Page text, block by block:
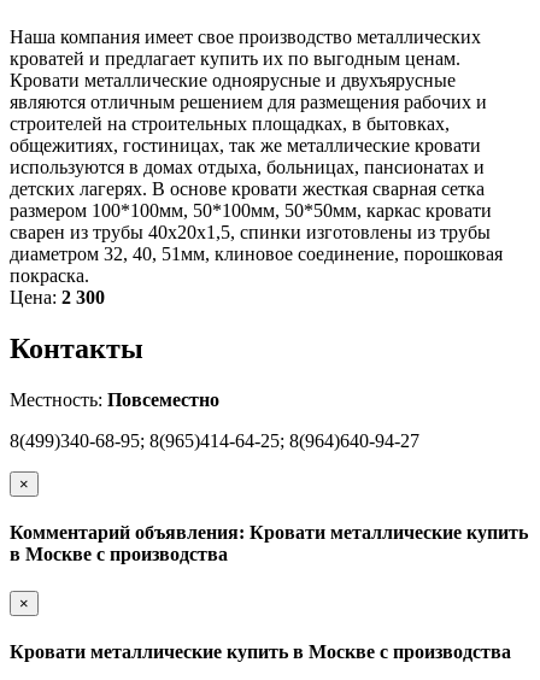
Наша компания имеет свое производство металлических
кроватей и предлагает купить их по выгодным ценам.
Кровати металлические одноярусные и двухъярусные
являются отличным решением для размещения рабочих и
строителей на строительных площадках, в бытовках,
общежитиях, гостиницах, так же металлические кровати
используются в домах отдыха, больницах, пансионатах и
детских лагерях. В основе кровати жесткая сварная сетка
размером 100*100мм, 50*100мм, 50*50мм, каркас кровати
сварен из трубы 40х20х1,5, спинки изготовлены из трубы
диаметром 32, 40, 51мм, клиновое соединение, порошковая
покраска.
Цена: 2 300
Контакты
Местность: Повсеместно
8(499)340-68-95; 8(965)414-64-25; 8(964)640-94-27
×
Комментарий объявления: Кровати металлические купить
в Москве с производства
×
Кровати металлические купить в Москве с производства